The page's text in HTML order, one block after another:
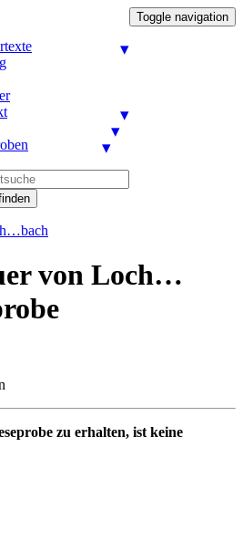
Toggle navigation
von Loch…
zu erhalten, ist keine